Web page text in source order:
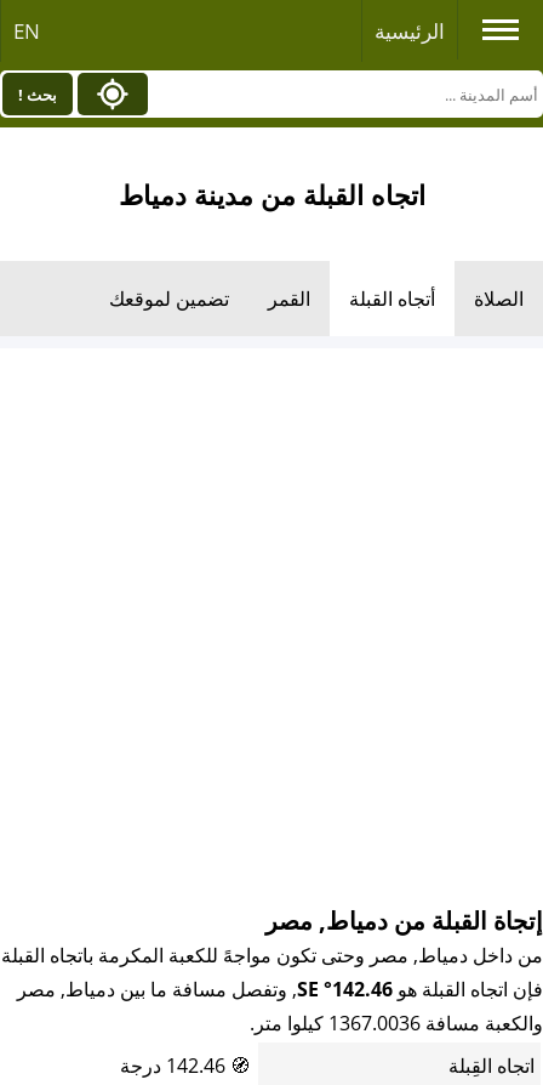
الرئيسية EN
بحث !
اتجاه القبلة من مدينة دمياط
الصلاة أتجاه القبلة القمر تضمين لموقعك
إتجاة القبلة من دمياط, مصر
من داخل دمياط, مصر وحتى تكون مواجهً للكعبة المكرمة باتجاه القبلة
فإن اتجاه القبلة هو 142.46° SE
, وتفصل مسافة ما بين دمياط, مصر
والكعبة مسافة 1367.0036 كيلوا متر.
اتجاه القِبلة
🧭